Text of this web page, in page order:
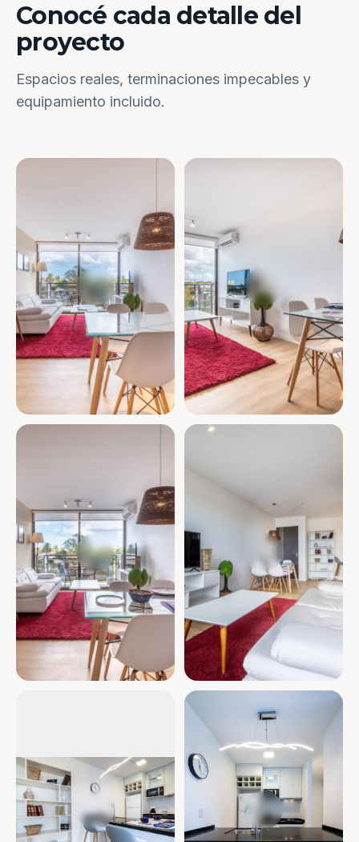
Conocé cada detalle del
proyecto
Espacios reales, terminaciones impecables y
equipamiento incluido.